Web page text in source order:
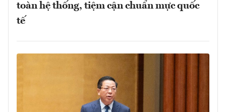
toàn hệ thống, tiệm cận chuẩn mực quốc
tế